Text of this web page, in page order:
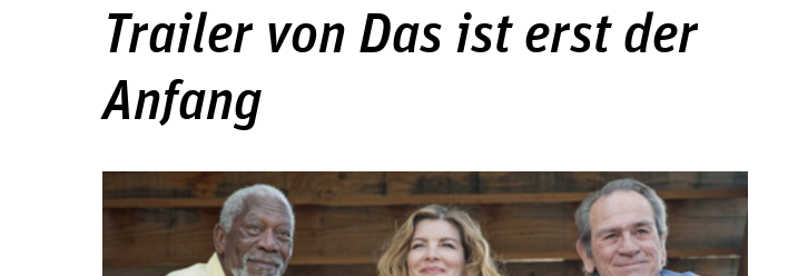
Trailer von Das ist erst der
Anfang